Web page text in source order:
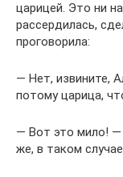
царицей. Это ни
рассердилась,
проговорила:
— Нет, извините,
потому царица,
— Вот это мило! —
же, в таком